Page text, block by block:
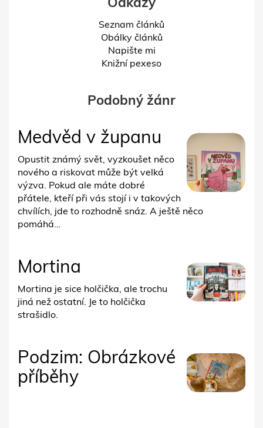
Seznam článků
Obálky článků
Napište mi
Knižní pexeso
Podobný žánr
Medvěd v županu
Opustit známý svět, vyzkoušet něco
nového a riskovat může být velká
výzva. Pokud ale máte dobré
přátele, kteří při vás stojí i v takových
chvílích, jde to rozhodně snáz. A ještě něco
pomáhá…
Mortina
Mortina je sice holčička, ale trochu
jiná než ostatní. Je to holčička
strašidlo.
Podzim: Obrázkové
příběhy